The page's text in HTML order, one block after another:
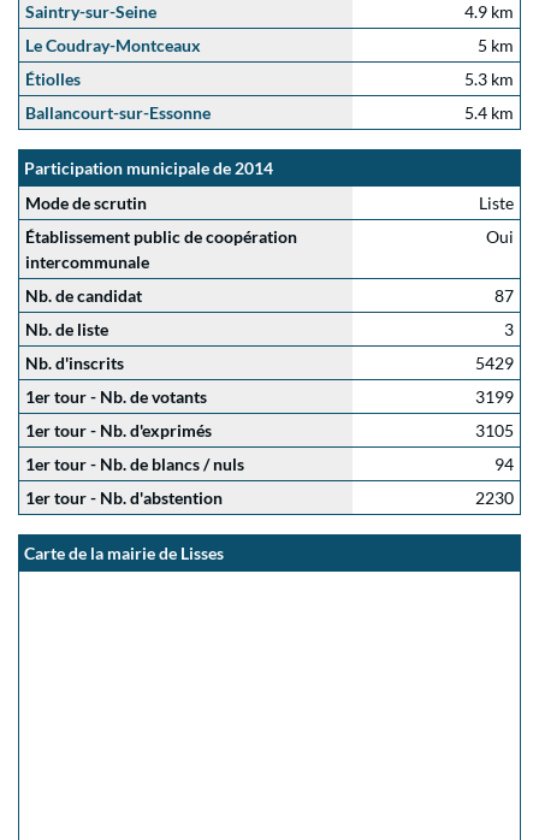
Saintry-sur-Seine
4.9 km
Le Coudray-Montceaux
5 km
Étiolles
5.3 km
Ballancourt-sur-Essonne
5.4 km
Participation municipale de 2014
Mode de scrutin
Liste
Établissement public de coopération
intercommunale
Oui
Nb. de candidat
87
Nb. de liste
3
Nb. d'inscrits
5429
1er tour - Nb. de votants
3199
1er tour - Nb. d'exprimés
3105
1er tour - Nb. de blancs / nuls
94
1er tour - Nb. d'abstention
2230
Carte de la mairie de Lisses